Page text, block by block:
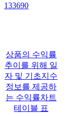
133690
상품의 수익률
추이를 위해 일
자 및 기초지수
정보를 제공하
는 수익률차트
테이블 표